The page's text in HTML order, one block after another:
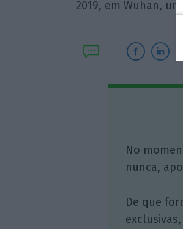
2019, em Wuhan,
No
nunca,
De que